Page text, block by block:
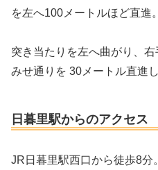
を左へ100メートルほど直進。
突き当たりを左へ曲がり、
みせ通りを 30メートル直進
日暮里駅からのアクセス
JR日暮里駅西口から徒歩8分。